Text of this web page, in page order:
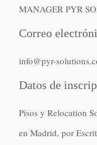
MANAGER PYR
Correo
info@pyr-
Datos de
Pisos y Relocation
en Madrid, por